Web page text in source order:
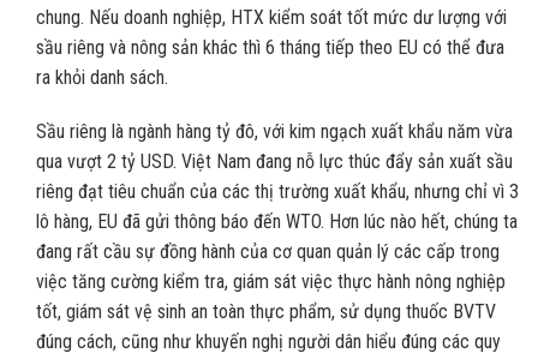
chung. Nếu doanh nghiệp, HTX kiểm soát tốt mức dư lượng với
sầu riêng và nông sản khác thì 6 tháng tiếp theo EU có thể đưa
ra khỏi danh sách.
Sầu riêng là ngành hàng tỷ đô, với kim ngạch xuất khẩu năm vừa
qua vượt 2 tỷ USD. Việt Nam đang nỗ lực thúc đẩy sản xuất sầu
riêng đạt tiêu chuẩn của các thị trường xuất khẩu, nhưng chỉ vì 3
lô hàng, EU đã gửi thông báo đến WTO. Hơn lúc nào hết, chúng ta
đang rất cầu sự đồng hành của cơ quan quản lý các cấp trong
việc tăng cường kiểm tra, giám sát việc thực hành nông nghiệp
tốt, giám sát vệ sinh an toàn thực phẩm, sử dụng thuốc BVTV
đúng cách, cũng như khuyến nghị người dân hiểu đúng các quy